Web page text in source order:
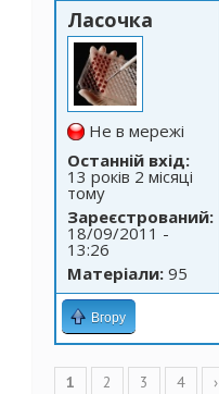
Ласочка
Не в мережі
Останній вхід:
13 років 2 місяці
тому
Зареєстрований:
18/09/2011 -
13:26
Матеріали: 95
Вгору
Сторінки
1 2 3 4 ›